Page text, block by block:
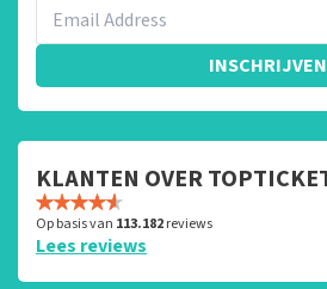
INSCHRIJVEN
KLANTEN OVER
Op basis van 113.182reviews
Lees reviews